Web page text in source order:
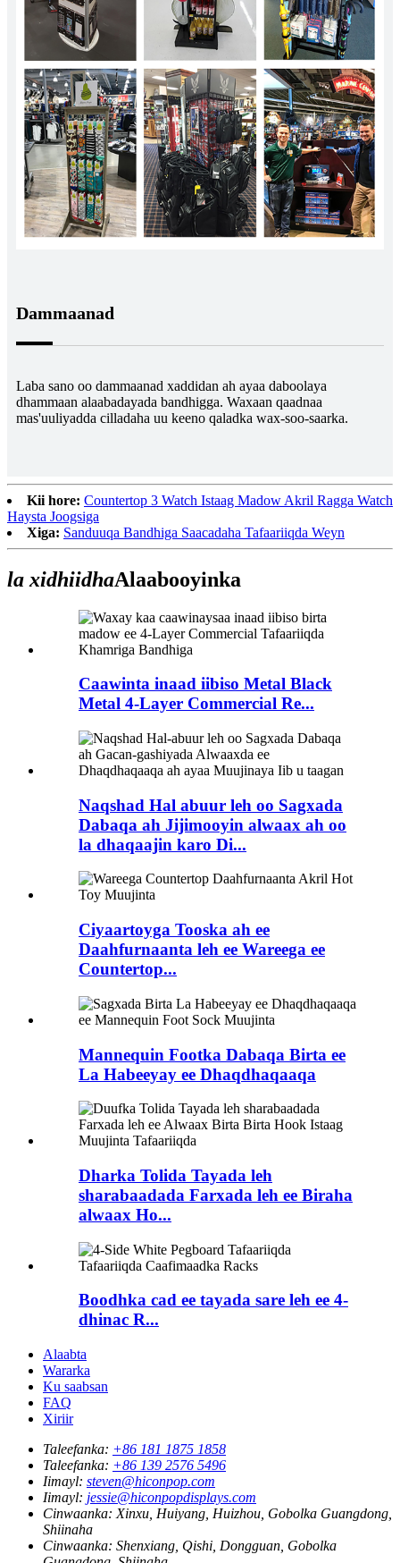
Dammaanad
Laba sano oo dammaanad xaddidan ah ayaa daboolaya
dhammaan alaabadayada bandhigga. Waxaan qaadnaa
mas'uuliyadda cilladaha uu keeno qaladka wax-soo-saarka.
Kii hore: Countertop 3 Watch Istaag Madow Akril Ragga Watch
Haysta Joogsiga
Xiga: Sanduuqa Bandhiga Saacadaha Tafaariiqda Weyn
la xidhiidhaAlaabooyinka
Caawinta inaad iibiso Metal Black
Metal 4-Layer Commercial Re...
Naqshad Hal abuur leh oo Sagxada
Dabaqa ah Jijimooyin alwaax ah oo
la dhaqaajin karo Di...
Ciyaartoyga Tooska ah ee
Daahfurnaanta leh ee Wareega ee
Countertop...
Mannequin Footka Dabaqa Birta ee
La Habeeyay ee Dhaqdhaqaaqa
Dharka Tolida Tayada leh
sharabaadada Farxada leh ee Biraha
alwaax Ho...
Boodhka cad ee tayada sare leh ee 4-
dhinac R...
Alaabta
Wararka
Ku saabsan
FAQ
Xiriir
Taleefanka: +86 181 1875 1858
Taleefanka: +86 139 2576 5496
Iimayl: steven@hiconpop.com
Iimayl: jessie@hiconpopdisplays.com
Cinwaanka: Xinxu, Huiyang, Huizhou, Gobolka Guangdong,
Shiinaha
Cinwaanka: Shenxiang, Qishi, Dongguan, Gobolka